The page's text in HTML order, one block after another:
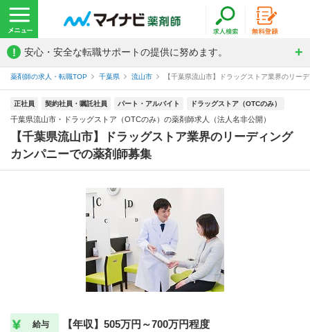
! 安心・安全な転職サポートの提供に努めます。
薬剤師の求人・転職TOP 千葉県 流山市 【千葉県流山市】ドラッグストア業界のリー
正社員 契約社員・嘱託社員 パート・アルバイト ドラッグストア（OTCのみ）
千葉県流山市・ドラッグストア（OTCのみ）の薬剤師求人（法人名非公開）
【千葉県流山市】ドラッグストア業界のリーディング
カンパニーでの薬剤師募集
給与 【年収】505万円～700万円程度